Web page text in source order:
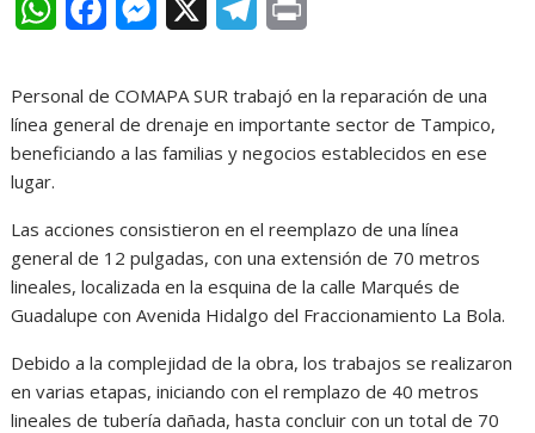
W
a
t
p
p
c
e
o
k
M
s
s
g
e
l
e
g
a
m
i
n
Personal de COMAPA SUR trabajó en la reparación de una
línea general de drenaje en importante sector de Tampico,
beneficiando a las familias y negocios establecidos en ese
lugar.
Las acciones consistieron en el reemplazo de una línea
general de 12 pulgadas, con una extensión de 70 metros
lineales, localizada en la esquina de la calle Marqués de
Guadalupe con Avenida Hidalgo del Fraccionamiento La Bola.
Debido a la complejidad de la obra, los trabajos se realizaron
en varias etapas, iniciando con el remplazo de 40 metros
lineales de tubería dañada, hasta concluir con un total de 70